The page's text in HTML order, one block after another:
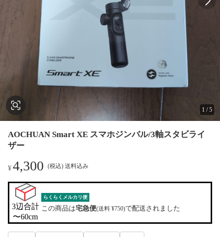
1 /5
AOCHUAN Smart XE スマホジンバル/3軸スタビライ
ザー
¥4,300 (税込) 送料込み
3辺合計
〜60cm
らくらくメルカリ便
この商品は宅急便(送料 ¥750)で配送されました